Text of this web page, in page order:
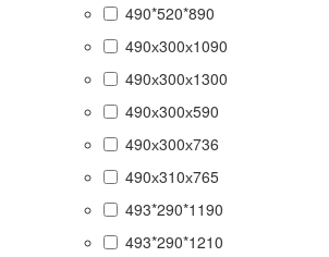
490*520*890
490х300х1090
490х300х1300
490х300х590
490х300х736
490х310х765
493*290*1190
493*290*1210